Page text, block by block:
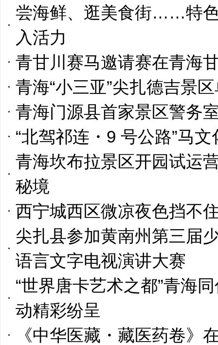
尝海鲜、逛美食街……特
入活力
青甘川赛马邀请赛在青海
青海“小三亚”尖扎德吉景
青海门源县首家景区警务
“北驾祁连・9 号公路”马
青海坎布拉景区开园试运
秘境
西宁城西区微凉夜色挡不
尖扎县参加黄南州第三届
语言文字电视演讲大赛
“世界唐卡艺术之都”青海
动精彩纷呈
《中华医藏・藏医药卷》